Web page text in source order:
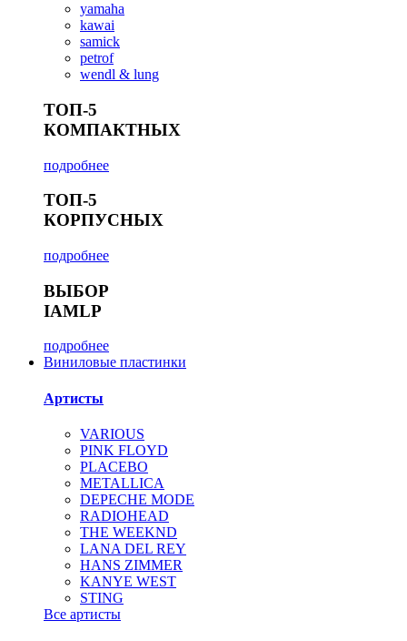
yamaha
kawai
samick
petrof
wendl & lung
ТОП-5
КОМПАКТНЫХ
подробнее
ТОП-5
КОРПУСНЫХ
подробнее
ВЫБОР
IAMLP
подробнее
Виниловые пластинки
Артисты
VARIOUS
PINK FLOYD
PLACEBO
METALLICA
DEPECHE MODE
RADIOHEAD
THE WEEKND
LANA DEL REY
HANS ZIMMER
KANYE WEST
STING
Все артисты